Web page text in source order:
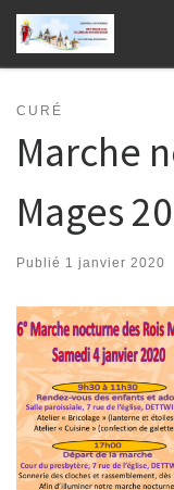
Passer au contenu
CURÉ
Marche
Mages
Publié 1 janvier 2020